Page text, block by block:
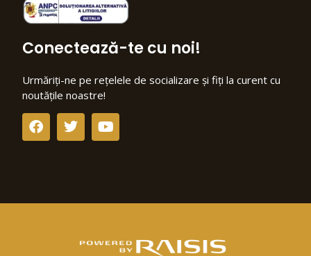
Conectează-te cu noi!
Urmăriți-ne pe rețelele de socializare și fiți la curent cu
noutățile noastre!
F
a
c
o
T
w
i
r
Y
o
u
e